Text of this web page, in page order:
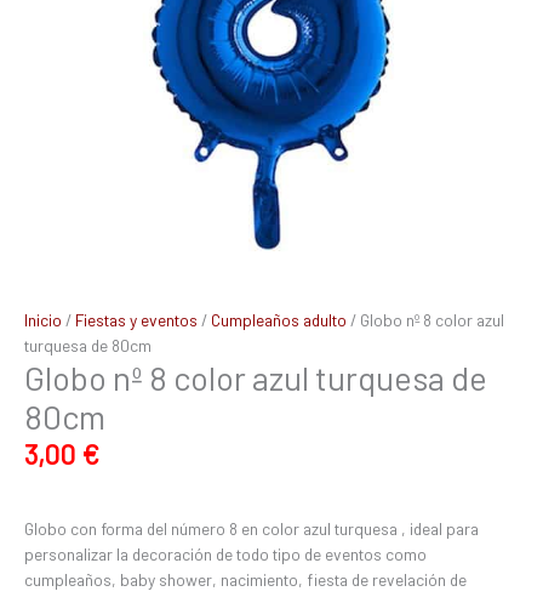
Inicio / Fiestas y eventos / Cumpleaños adulto / Globo nº 8 color azul
turquesa de 80cm
Globo nº 8 color azul turquesa de
80cm
3,00 €
Globo con forma del número 8 en color azul turquesa , ideal para
personalizar la decoración de todo tipo de eventos como
cumpleaños, baby shower, nacimiento, fiesta de revelación de